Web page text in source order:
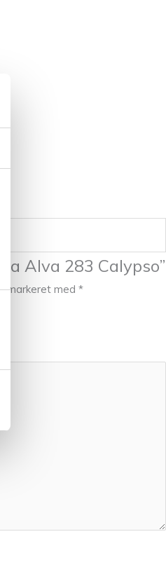
Alva 283 Calypso”
markeret med *